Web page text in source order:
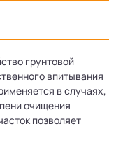
грунтовой
впитывания
в случаях,
очищения
позволяет